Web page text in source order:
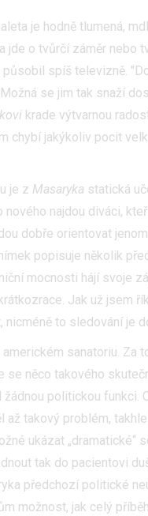
je hodně tlumená,
jde o tvůrčí záměr nebo
spíš televizně.
se jim tak snaží
krade výtvarnou
chybí jakýkoliv pocit
je z Masaryka statická
nového najdou diváci,
dobře orientovat
popisuje několik
mocnosti hájí svoje
Jak už jsem
to sledování je
sanatoriu. Za
se něco takového
politickou funkci.
až takový problém,
ukázat „dramatické“
tak do pacientovi
předchozí politické
možnost, jak celý